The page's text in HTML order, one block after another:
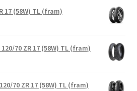
17 (58W) TL (fram)
70 ZR 17 (58W) TL (fram)
70 ZR 17 (58W) TL (fram)